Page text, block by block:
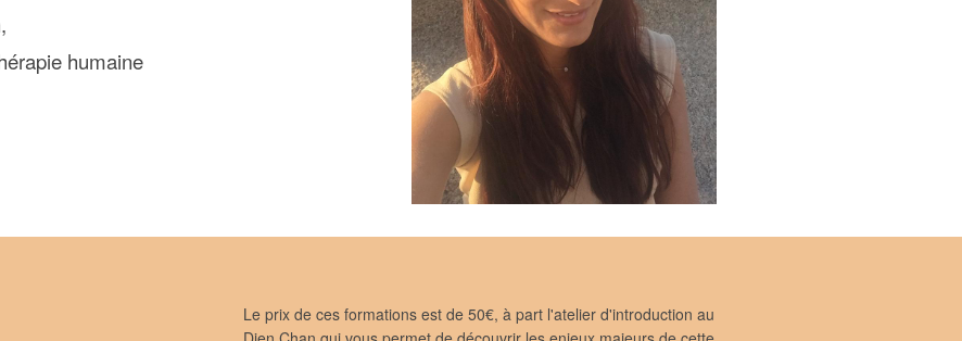
humaine
Le prix de ces formations est de 50€, à part l'atelier d'introduction au